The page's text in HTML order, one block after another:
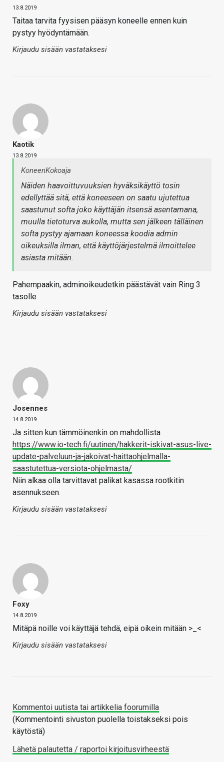
13.8.2019
Taitaa tarvita fyysisen pääsyn koneelle ennen kuin
pystyy hyödyntämään.
Kirjaudu sisään vastataksesi
Kaotik
13.8.2019
KoneenKokoaja
Näiden haavoittuvuuksien hyväksikäyttö tosin
edellyttää sitä, että koneeseen on saatu ujutettua
saastunut softa joko käyttäjän itsensä asentamana,
muulla tietoturva aukolla, mutta sen jälkeen tälläinen
softa pystyy ajamaan koneessa koodia admin
oikeuksilla ilman, että käyttöjärjestelmä ilmoittelee
asiasta mitään.
Pahempaakin, adminoikeudetkin päästävät vain Ring 3
tasolle
Kirjaudu sisään vastataksesi
Josennes
14.8.2019
Ja sitten kun tämmöinenkin on mahdollista
https://www.io-tech.fi/uutinen/hakkerit-iskivat-asus-live-
update-palveluun-ja-jakoivat-haittaohjelmalla-
saastutettua-versiota-ohjelmasta/
Niin alkaa olla tarvittavat palikat kasassa rootkitin
asennukseen.
Kirjaudu sisään vastataksesi
Foxy
14.8.2019
Mitäpä noille voi käyttäjä tehdä, eipä oikein mitään >_<
Kirjaudu sisään vastataksesi
Kommentoi uutista tai artikkelia foorumilla
(Kommentointi sivuston puolella toistakseksi pois
käytöstä)
Lähetä palautetta / raportoi kirjoitusvirheestä